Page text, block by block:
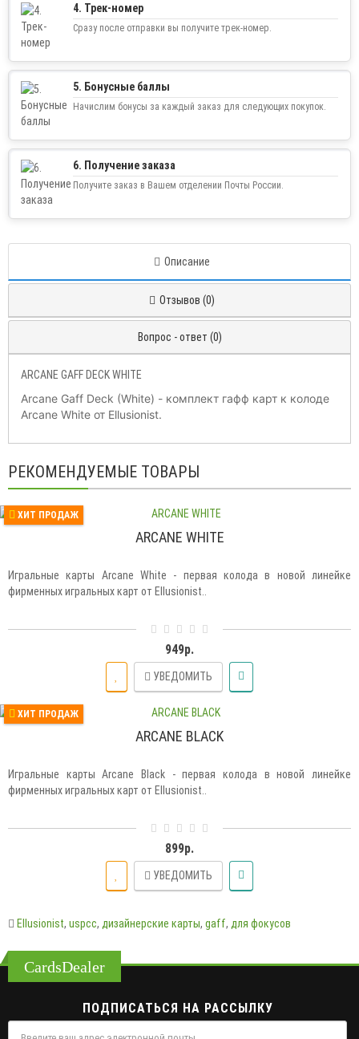
4. Трек-номер
Сразу после отправки вы получите трек-номер.
5. Бонусные баллы
Начислим бонусы за каждый заказ для следующих покупок.
6. Получение заказа
Получите заказ в Вашем отделении Почты России.
Описание
Отзывов (0)
Вопрос - ответ (0)
ARCANE GAFF DECK WHITE
Arcane Gaff Deck (White) - комплект гафф карт к колоде
Arcane White от Ellusionist.
РЕКОМЕНДУЕМЫЕ ТОВАРЫ
ХИТ ПРОДАЖ
ARCANE WHITE
Игральные карты Arcane White - первая колода в новой линейке
фирменных игральных карт от Ellusionist..
949р.
УВЕДОМИТЬ
ХИТ ПРОДАЖ
ARCANE BLACK
Игральные карты Arcane Black - первая колода в новой линейке
фирменных игральных карт от Ellusionist..
899р.
УВЕДОМИТЬ
Ellusionist, uspcc, дизайнерские карты, gaff, для фокусов
CardsDealer
ПОДПИСАТЬСЯ НА РАССЫЛКУ